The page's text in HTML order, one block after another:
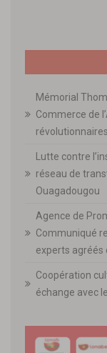
Mémorial
Commerce de
révolutionnaires
Lutte contre
réseau de
Ouagadougou
Agence de
Communiqué
experts agréés
Coopération
échange avec